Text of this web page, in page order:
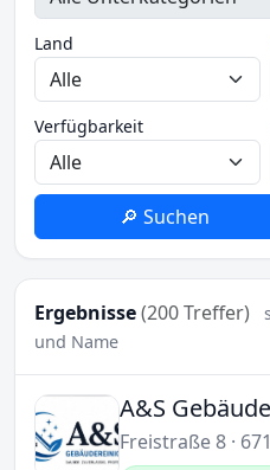
Land
Verfügbarkeit
🔎 Suchen
Ergebnisse(200 Treffer)
und Name
A&S
Freistraße 8 ·